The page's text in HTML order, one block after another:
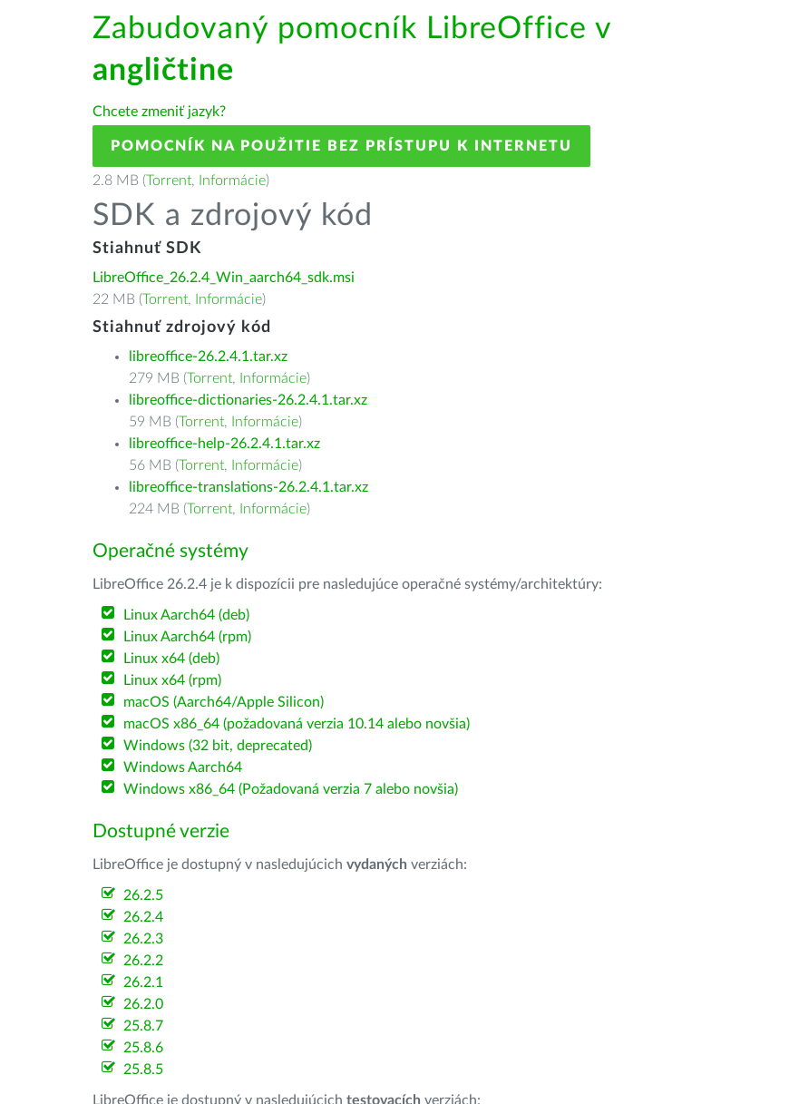
Zabudovaný pomocník LibreOffice v
angličtine
Chcete zmeniť jazyk?
POMOCNÍK NA POUŽITIE BEZ PRÍSTUPU K INTERNETU
2.8 MB (Torrent, Informácie)
SDK a zdrojový kód
Stiahnuť SDK
LibreOffice_26.2.4_Win_aarch64_sdk.msi
22 MB (Torrent, Informácie)
Stiahnuť zdrojový kód
libreoffice-26.2.4.1.tar.xz
279 MB (Torrent, Informácie)
libreoffice-dictionaries-26.2.4.1.tar.xz
59 MB (Torrent, Informácie)
libreoffice-help-26.2.4.1.tar.xz
56 MB (Torrent, Informácie)
libreoffice-translations-26.2.4.1.tar.xz
224 MB (Torrent, Informácie)
Operačné systémy
LibreOffice 26.2.4 je k dispozícii pre nasledujúce operačné systémy/architektúry:
Linux Aarch64 (deb)
Linux Aarch64 (rpm)
Linux x64 (deb)
Linux x64 (rpm)
macOS (Aarch64/Apple Silicon)
macOS x86_64 (požadovaná verzia 10.14 alebo novšia)
Windows (32 bit, deprecated)
Windows Aarch64
Windows x86_64 (Požadovaná verzia 7 alebo novšia)
Dostupné verzie
LibreOffice je dostupný v nasledujúcich vydaných verziách:
26.2.5
26.2.4
26.2.3
26.2.2
26.2.1
26.2.0
25.8.7
25.8.6
25.8.5
LibreOffice je dostupný v nasledujúcich testovacích verziách: